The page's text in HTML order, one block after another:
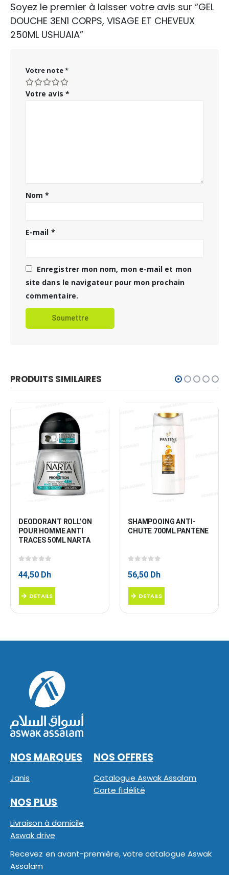
Soyez le premier à laisser votre avis sur “GEL
DOUCHE 3EN1 CORPS, VISAGE ET CHEVEUX
250ML USHUAIA”
Votre note*
Votre avis *
Nom*
E-mail *
Enregistrer mon nom, mon e-mail et mon
site dans le navigateur pour mon prochain
commentaire.
PRODUITS SIMILAIRES
DEODORANT ROLL’ON
POUR HOMME ANTI
TRACES 50ML NARTA
44,50 Dh
DETAILS
SHAMPOOING ANTI-
CHUTE 700ML PANTENE
56,50 Dh
DETAILS
NOS MARQUES
Janis
NOS OFFRES
Catalogue Aswak Assalam
Carte fidélité
NOS PLUS
Livraison à domicile
Aswak drive
Recevez en avant-première, votre catalogue Aswak
Assalam